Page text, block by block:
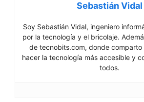
Sebastián Vidal
Soy Sebastián Vidal, ingeniero
por la tecnología y el bricolaje.
de tecnobits.com, donde comparto
hacer la tecnología más accesible y
todos.